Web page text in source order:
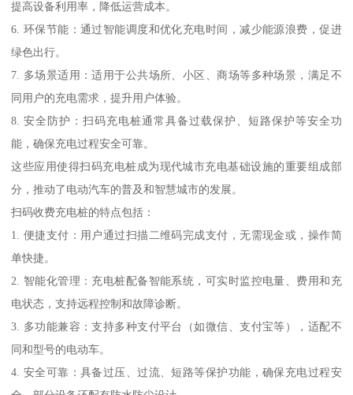
提高设备利用率，降低运营成本。
6. 环保节能：通过智能调度和优化充电时间，减少能源浪费，促进
绿色出行。
7. 多场景适用：适用于公共场所、小区、商场等多种场景，满足不
同用户的充电需求，提升用户体验。
8. 安全防护：扫码充电桩通常具备过载保护、短路保护等安全功
能，确保充电过程安全可靠。
这些应用使得扫码充电桩成为现代城市充电基础设施的重要组成部
分，推动了电动汽车的普及和智慧城市的发展。
扫码收费充电桩的特点包括：
1. 便捷支付：用户通过扫描二维码完成支付，无需现金或，操作简
单快捷。
2. 智能化管理：充电桩配备智能系统，可实时监控电量、费用和充
电状态，支持远程控制和故障诊断。
3. 多功能兼容：支持多种支付平台（如微信、支付宝等），适配不
同和型号的电动车。
4. 安全可靠：具备过压、过流、短路等保护功能，确保充电过程安